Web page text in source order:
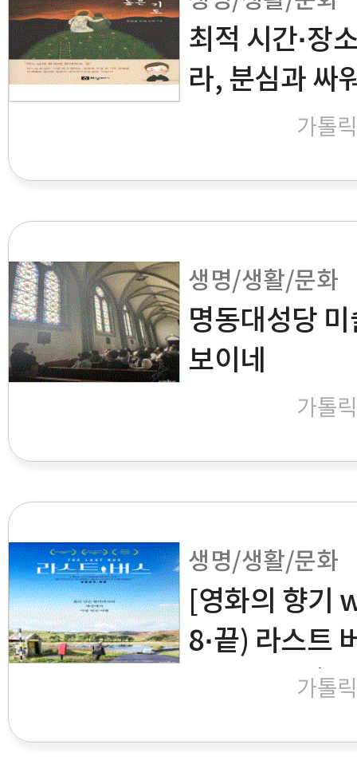
최적 시간·장
라, 분심과 싸
가톨
생명/생활/문화
명동대성당
보이네
가톨
생명/생활/문화
[영화의 향기
8·끝) 라스트
Bus, 2023)
가톨